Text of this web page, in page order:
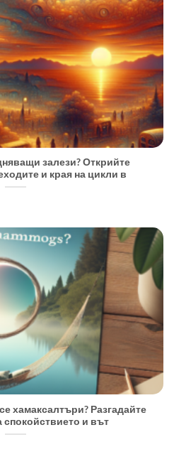
залези? Открийте
и края на цикли в
хамаксалтъри? Разгадайте
спокойствието и вът